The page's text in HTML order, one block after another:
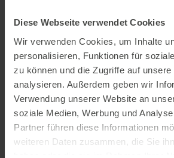
Diese Webseite verwendet Cookies
Wir verwenden Cookies, um Inhalte
personalisieren, Funktionen für
zu können und die Zugriffe auf
analysieren. Außerdem geben wir
Verwendung unserer Website an
soziale Medien, Werbung und
Partner führen diese Informationen
weiteren Daten zusammen, die Sie
haben oder die sie im Rahmen Ihrer
marbablanker entwickelt. Er ist
einen reibungslosen
Nutzen gibt es die Sonderlösung
können wir unseren Kunden für jede
passende Lösung anbieten.“
Weitere interessante